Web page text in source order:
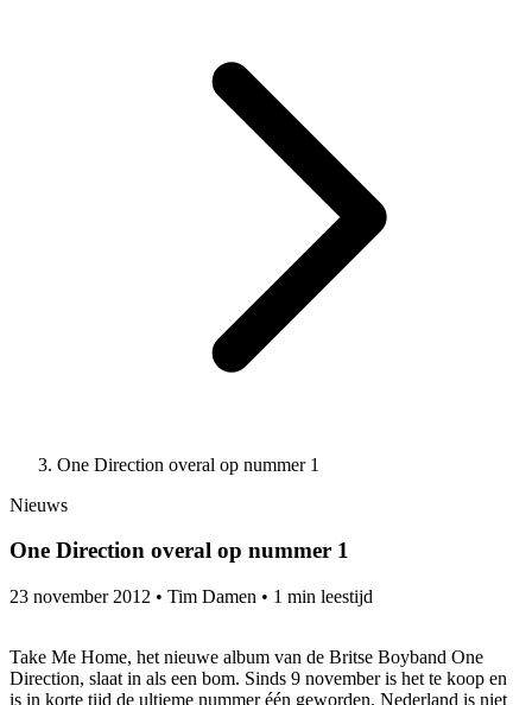
One Direction overal op nummer 1
Nieuws
One Direction overal op nummer 1
23 november 2012 • Tim Damen • 1 min leestijd
Take Me Home, het nieuwe album van de Britse Boyband One
Direction, slaat in als een bom. Sinds 9 november is het te koop en
is in korte tijd de ultieme nummer één geworden. Nederland is niet